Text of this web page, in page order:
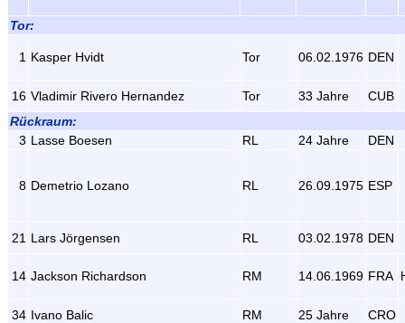
Tor:
1 Kasper Hvidt Tor 06.02.1976 DEN
16 Vladimir Rivero Hernandez Tor 33 Jahre
CUB
Rückraum:
3 Lasse Boesen RL 24 Jahre DEN
8 Demetrio Lozano RL 26.09.1975 ESP
21 Lars Jörgensen RL 03.02.1978 DEN
14 Jackson Richardson RM 14.06.1969 FRA
34 Ivano Balic RM 25 Jahre
CRO